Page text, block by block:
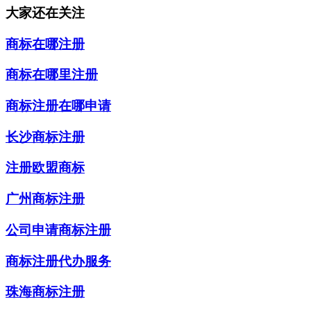
大家还在关注
商标在哪注册
商标在哪里注册
商标注册在哪申请
长沙商标注册
注册欧盟商标
广州商标注册
公司申请商标注册
商标注册代办服务
珠海商标注册